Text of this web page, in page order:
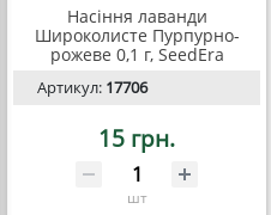
Насіння лаванди
Широколисте Пурпурно-
рожеве 0,1 г, SeedEra
Артикул: 17706
15 грн.
шт